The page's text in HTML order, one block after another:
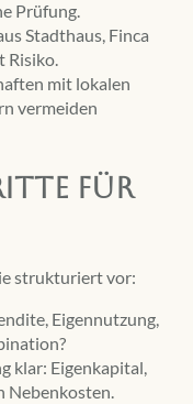
Prüfung.
Stadthaus, Finca
Risiko.
mit lokalen
vermeiden
für
strukturiert vor:
Eigennutzung,
klar: Eigenkapital,
Nebenkosten.